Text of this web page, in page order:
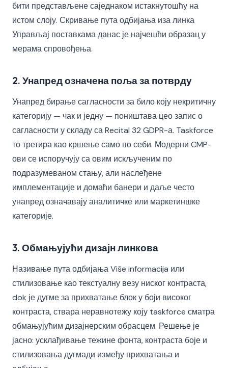
бити представљене саједнаком истакнутошћу на
истом слоју. Скривање пута одбијања иза линка
Управљај поставкама данас је најчешћи образац у
мерама спровођења.
2. Унапред означена поља за потврду
Унапред бирање сагласности за било коју некритичну
категорију — чак и једну — поништава цео запис о
сагласности у складу са Recital 32 GDPR-а. Taskforce
то третира као кршење само по себи. Модерни CMP-
ови се испоручују са овим искљученим по
подразумеваном стању, али наслеђене
имплементације и домаћи банери и даље често
унапред означавају аналитичке или маркетиншке
категорије.
3. Обмањујући дизајн линкова
Називање пута одбијања Više informacija или
стилизовање као текстуалну везу ниског контраста,
dok је дугме за прихватање блок у боји високог
контраста, ствара неравнотежу коју taskforce сматра
обмањујућим дизајнерским обрасцем. Решење је
јасно: усклађивање тежине фонта, контраста боје и
стилизовања дугмади између прихватања и